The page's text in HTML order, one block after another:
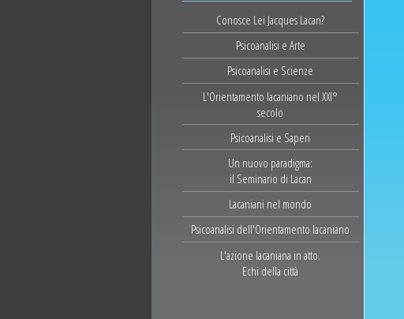
Conosce Lei Jacques Lacan?
Psicoanalisi e Arte
Psicoanalisi e Scienze
L'Orientamento lacaniano nel XXI°
secolo
Psicoanalisi e Saperi
Un nuovo paradigma:
il Seminario di Lacan
Lacaniani nel mondo
Psicoanalisi dell'Orientamento lacaniano
L'azione lacaniana in atto.
Echi della città